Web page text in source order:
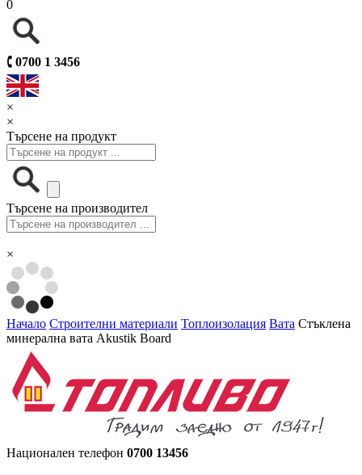
0
🕻 0700 1 3456
×
×
Търсене на продукт
Търсене на производител
×
Начало Строителни материали Топлоизолация Вата Стъклена
минерална вата Akustik Board
Национален телефон 0700 13456